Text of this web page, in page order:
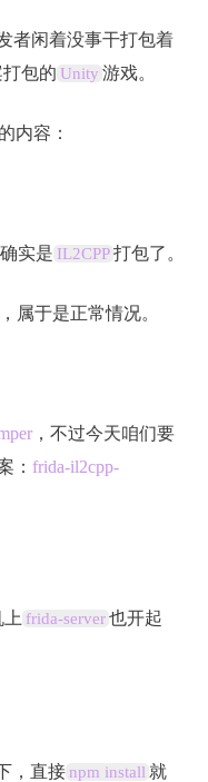
者闲着没事干打包着
包的 Unity 游戏。
内容：
实是 IL2CPP打包了。
属于是正常情况。
，不过今天咱们要
： frida-il2cpp-
frida-server也开起
，直接 npm install 就